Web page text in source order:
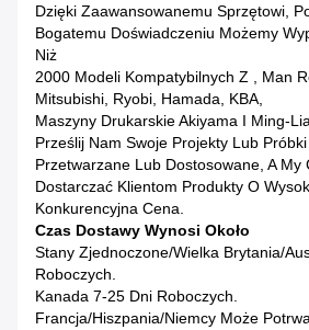
Dzięki Zaawansowanemu Sprzętowi,
Bogatemu Doświadczeniu Możemy
Niż
2000 Modeli Kompatybilnych Z , Man
Mitsubishi, Ryobi, Hamada, KBA,
Maszyny Drukarskie Akiyama I Ming-
Prześlij Nam Swoje Projekty Lub Próbki
Przetwarzane Lub Dostosowane, A My
Dostarczać Klientom Produkty O
Konkurencyjna Cena.
Czas Dostawy Wynosi Około
Stany Zjednoczone/Wielka Brytania/
Roboczych.
Kanada 7-25 Dni Roboczych.
Francja/hiszpania/niemcy Może